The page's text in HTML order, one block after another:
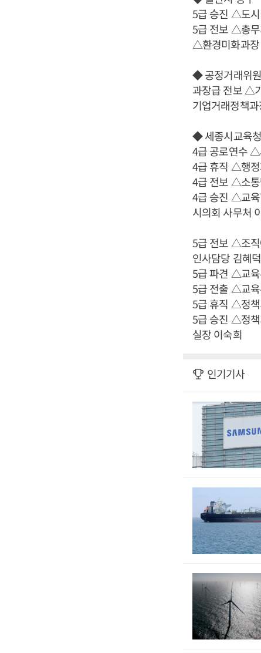
5급 승진 △도
5급 전보 △총
△환경미화과
◆ 공정거래위
과장급 전보 △
기업거래정책
◆ 세종시교육청
4급 공로연수 △
4급 휴직 △행
4급 전보 △소
4급 승진 △교
시의회 사무처
5급 전보 △조
인사담당 김혜
5급 파견 △교육
5급 전출 △교
5급 휴직 △정
5급 승진 △정
실장 이숙희
인기기사